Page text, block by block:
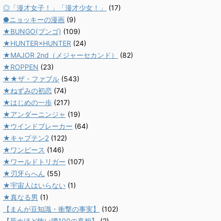
◎「漫才女子！」「漫才少女！」
(17)
●ニョッキーの漫画 (9)
★BUNGO(ブンゴ) (109)
★HUNTER×HUNTER (24)
★MAJOR 2nd（メジャーセカンド）
(82)
★ROPPEN (23)
★★ザ・ファブル (543)
★ねずみの初恋 (74)
★はじめの一歩 (217)
★アンダーニンジャ (19)
★ウインドブレーカー (64)
★キャプテン2 (122)
★ワンピース (146)
★ワールドトリガー (107)
★刃牙らへん (55)
★宇宙人はいらない (1)
★真なる男 (1)
【まんが豆知識・衝撃の事実】
(102)